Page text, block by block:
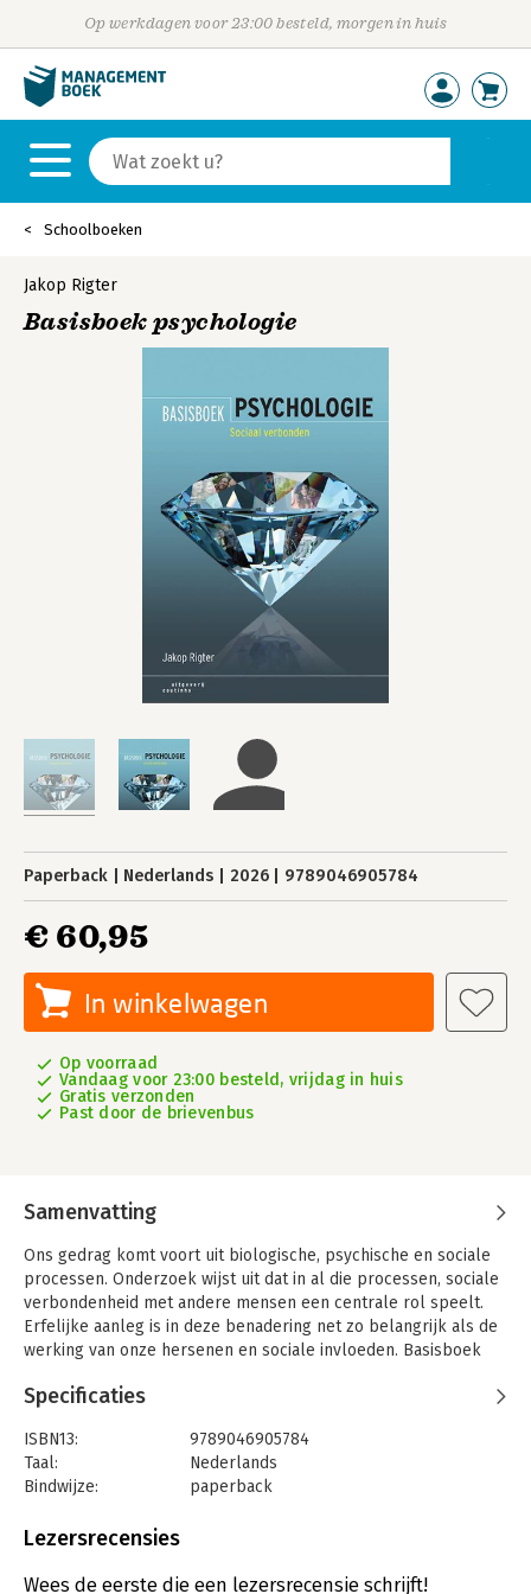
Op werkdagen voor 23:00 besteld, morgen in huis
Schoolboeken
Jakop Rigter
Basisboek psychologie
Paperback Nederlands 2026 9789046905784
€ 60,95
In winkelwagen
Op voorraad
Vandaag voor 23:00 besteld, vrijdag in huis
Gratis verzonden
Past door de brievenbus
Samenvatting
Ons gedrag komt voort uit biologische, psychische en sociale
processen. Onderzoek wijst uit dat in al die processen, sociale
verbondenheid met andere mensen een centrale rol speelt.
Erfelijke aanleg is in deze benadering net zo belangrijk als de
werking van onze hersenen en sociale invloeden. Basisboek
leidt dat in eerste instantie irrationeel lijkt, maar eigenlijk het
mensen.
De uitgave bespreekt de psychische processen die invloed
denken, waarnemen en leren, maar ook motivatie, sociale
andere mensen werken is het belangrijk om te weten waar
Specificaties
ISBN13:
9789046905784
Taal:
Nederlands
Bindwijze:
paperback
Verschijningsdatum:
Hoofdrubriek: Schoolboeken
Lezersrecensies
Wees de eerste die een lezersrecensie schrijft!